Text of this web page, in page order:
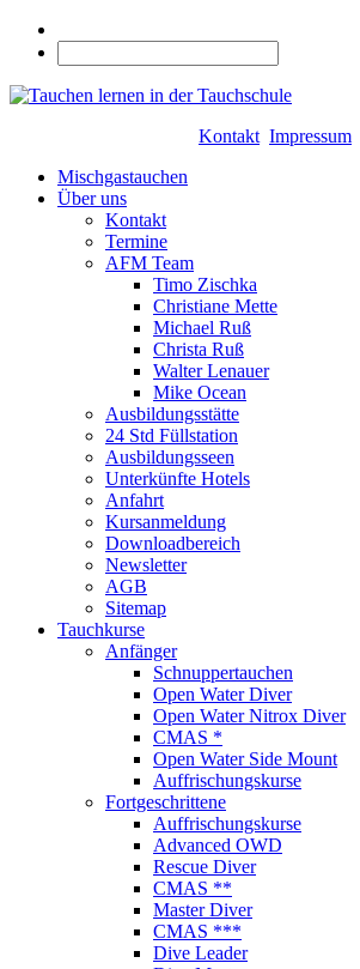
Kontakt Impressum
Mischgastauchen
Über uns
Kontakt
Termine
AFM Team
Timo Zischka
Christiane Mette
Michael Ruß
Christa Ruß
Walter Lenauer
Mike Ocean
Ausbildungsstätte
24 Std Füllstation
Ausbildungsseen
Unterkünfte Hotels
Anfahrt
Kursanmeldung
Downloadbereich
Newsletter
AGB
Sitemap
Tauchkurse
Anfänger
Schnuppertauchen
Open Water Diver
Open Water Nitrox Diver
CMAS *
Open Water Side Mount
Auffrischungskurse
Fortgeschrittene
Auffrischungskurse
Advanced OWD
Rescue Diver
CMAS **
Master Diver
CMAS ***
Dive Leader